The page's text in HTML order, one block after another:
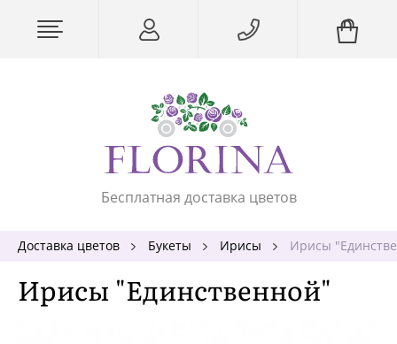
Бесплатная доставка цветов
Доставка цветов Букеты Ирисы Ирисы
Ирисы "Единственной"